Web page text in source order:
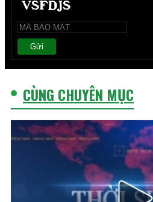
Gửi
CÙNG CHUYÊN MỤC